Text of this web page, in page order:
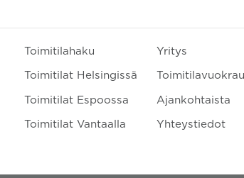
Toimitilahaku
Toimitilat Helsingissä
Toimitilat Espoossa
Toimitilat Vantaalla
Yritys
Ajankohtaista
Yhteystiedot